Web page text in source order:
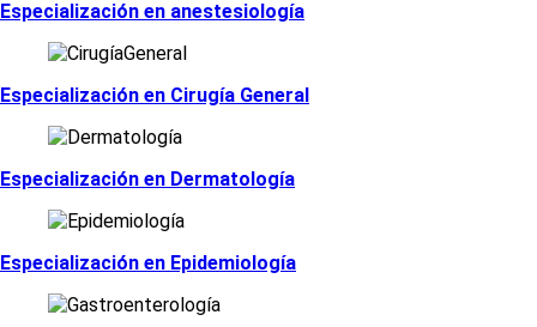
Especialización en anestesiología
Especialización en Cirugí­a General
Especialización en Dermatologí­a
Especialización en Epidemiología